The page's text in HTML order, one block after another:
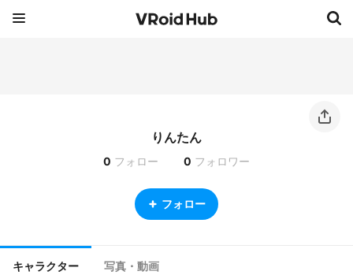
りんたん
0 フォロー 0 フォロワー
フォロー
キャラクター 写真・動画